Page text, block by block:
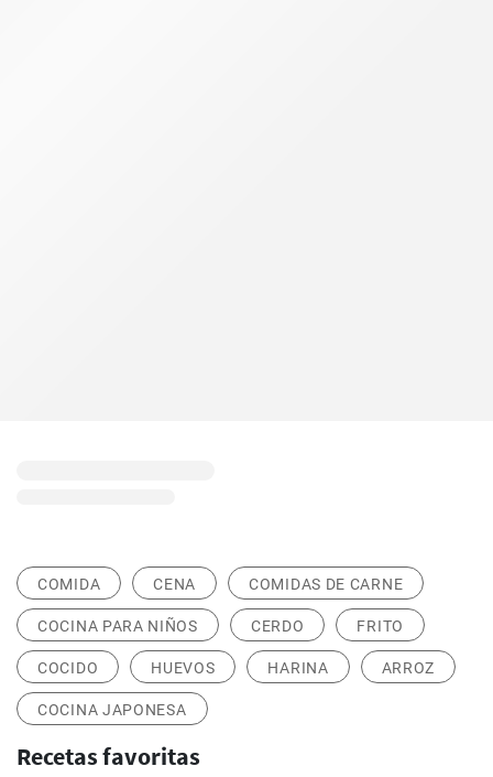
COMIDA CENA COMIDAS DE CARNE
COCINA PARA NIÑOS CERDO FRITO
COCIDO HUEVOS HARINA ARROZ
COCINA JAPONESA
Recetas favoritas